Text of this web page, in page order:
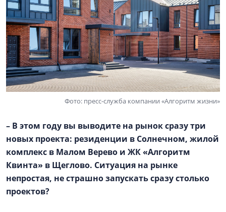
Фото: пресс-служба компании «Алгоритм жизни»
– В этом году вы выводите на рынок сразу три
новых проекта: резиденции в Солнечном, жилой
комплекс в Малом Верево и ЖК «Алгоритм
Квинта» в Щеглово. Ситуация на рынке
непростая, не страшно запускать сразу столько
проектов?